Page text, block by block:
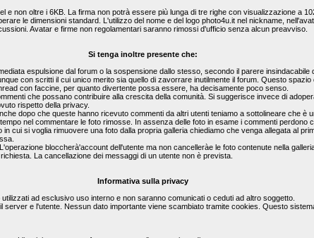
e non oltre i 6KB. La firma non potrà essere più lunga di tre righe con visualizzazione a
le dimensioni standard. L'utilizzo del nome e del logo photo4u.it nel nickname,
Avatar e firme non regolamentari saranno rimossi d'ufficio senza alcun preavviso.
Si tenga inoltre presente che:
espulsione dal forum o la sospensione dallo stesso, secondo il parere insindacabile
con scritti il cui unico merito sia quello di zavorrare inutilmente il forum. Questo
con faccine, per quanto divertente possa essere, ha decisamente poco senso.
che possano contribuire alla crescita della comunità. Si suggerisce invece di
rispetto della privacy.
dopo che queste hanno ricevuto commenti da altri utenti teniamo a sottolineare che è
nel commentare le foto rimosse. In assenza delle foto in esame i commenti perdono
cui si voglia rimuovere una foto dalla propria galleria chiediamo che venga allegata al
bloccherà'account dell'utente ma non cancelleràe le foto contenute nella
La cancellazione dei messaggi di un utente non è prevista.
Informativa sulla privacy
ad esclusivo uso interno e non saranno comunicati o ceduti ad altro soggetto.
e l'utente. Nessun dato importante viene scambiato tramite cookies. Questo